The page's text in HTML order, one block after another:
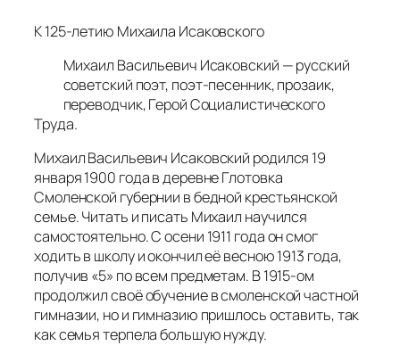
К 125-летию Михаила Исаковского
Михаил Васильевич Исаковский — русский
советский поэт, поэт-песенник, прозаик,
переводчик, Герой Социалистического
Труда.
Михаил Васильевич Исаковский родился 19
января 1900 года в деревне Глотовка
Смоленской губернии в бедной крестьянской
семье. Читать и писать Михаил научился
самостоятельно. С осени 1911 года он смог
ходить в школу и окончил её весною 1913 года,
получив «5» по всем предметам. В 1915-ом
продолжил своё обучение в смоленской частной
гимназии, но и гимназию пришлось оставить, так
как семья терпела большую нужду.